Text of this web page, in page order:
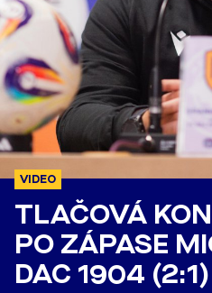
VIDEO
TLAČOVÁ
PO ZÁPASE
DAC 1904 (2:1)